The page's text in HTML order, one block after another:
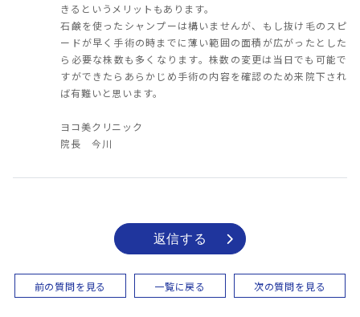
きるというメリットもあります。
石鹸を使ったシャンプーは構いませんが、もし抜け毛のスピ
ードが早く手術の時までに薄い範囲の面積が広がったとした
ら必要な株数も多くなります。株数の変更は当日でも可能で
すができたらあらかじめ手術の内容を確認のため来院下され
ば有難いと思います。
ヨコ美クリニック
院長 今川
返信する
前の質問を見る 一覧に戻る 次の質問を見る